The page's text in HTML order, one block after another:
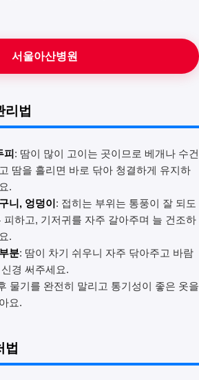
서울아산병원
리법
피 : 땀이 많이 고이는 곳이므로 베개나 수건
땀을 흘리면 바로 닦아 청결하게 유지하
.
니, 엉덩이 : 접히는 부위는 통풍이 잘 되도
피하고, 기저귀를 자주 갈아주며 늘 건조하
.
분: 땀이 차기 쉬우니 자주 닦아주고 바람
경 써주세요.
물기를 완전히 말리고 통기성이 좋은 옷을
요.
법